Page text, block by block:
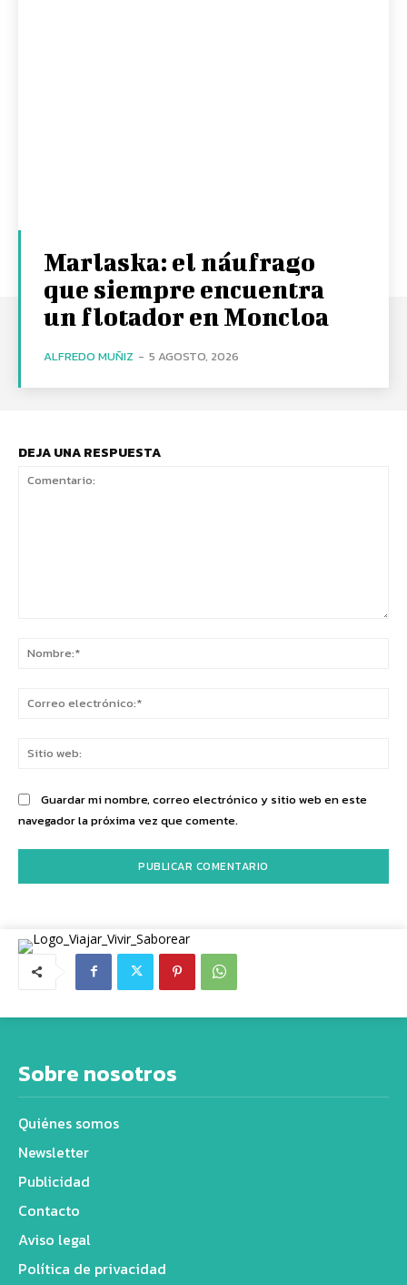
Marlaska: el náufrago
que siempre encuentra
un flotador en Moncloa
ALFREDO MUÑIZ - 5 AGOSTO, 2026
DEJA UNA RESPUESTA
Guardar mi nombre, correo electrónico y sitio web en este
navegador la próxima vez que comente.
Sobre nosotros
Quiénes somos
Newsletter
Publicidad
Contacto
Aviso legal
Política de privacidad